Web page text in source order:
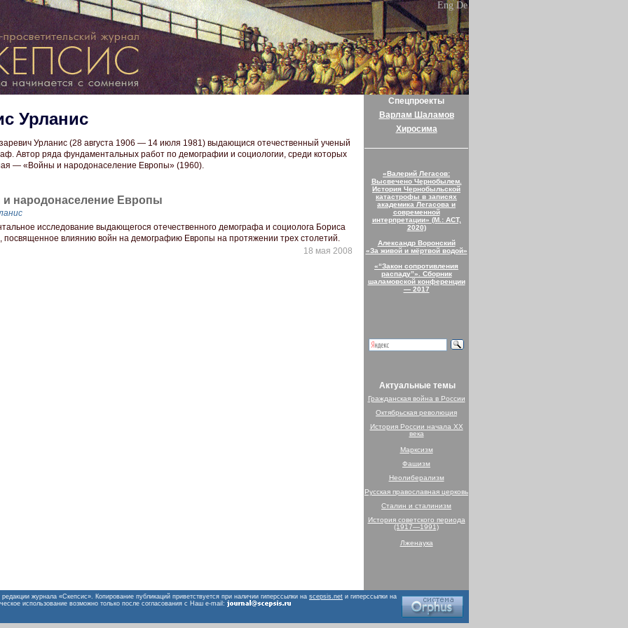
Eng De
Урланис
Урланис (28 августа 1906 — 14 июля 1981) выдающися отечественный ученый
Автор ряда фундаментальных работ по демографии и социологии, среди которых
— «Войны и народонаселение Европы» (1960).
народонаселение Европы
исследование выдающегося отечественного демографа и социолога Бориса
посвященное влиянию войн на демографию Европы на протяжении трех столетий.
18 мая 2008
Спецпроекты
Варлам Шаламов
Хиросима
«Валерий Легасов:
Высвечено Чернобылем.
История Чернобыльской
катастрофы в записях
академика Легасова и
современной
интерпретации» (М.: АСТ,
2020)
Александр Воронский
«За живой и мёртвой водой»
«“Закон сопротивления
распаду”». Сборник
шаламовской конференции
— 2017
Актуальные темы
Гражданская война в России
Октябрьская революция
История России начала XX
века
Марксизм
Фашизм
Неолиберализм
Русская православная церковь
Сталин и сталинизм
История советского периода
(1917—1991)
Лженаука
журнала «Скепсис». Копирование публикаций приветствуется при наличии гиперссылки на scepsis.net и гиперссылки на
использование возможно только после согласования с Наш e-mail: